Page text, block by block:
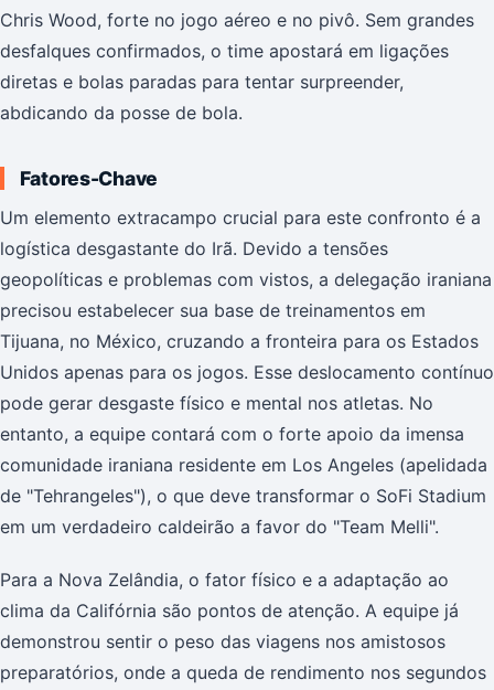
Chris Wood, forte no jogo aéreo e no pivô. Sem grandes
desfalques confirmados, o time apostará em ligações
diretas e bolas paradas para tentar surpreender,
abdicando da posse de bola.
Fatores-Chave
Um elemento extracampo crucial para este confronto é a
logística desgastante do Irã. Devido a tensões
geopolíticas e problemas com vistos, a delegação iraniana
precisou estabelecer sua base de treinamentos em
Tijuana, no México, cruzando a fronteira para os Estados
Unidos apenas para os jogos. Esse deslocamento contínuo
pode gerar desgaste físico e mental nos atletas. No
entanto, a equipe contará com o forte apoio da imensa
comunidade iraniana residente em Los Angeles (apelidada
de "Tehrangeles"), o que deve transformar o SoFi Stadium
em um verdadeiro caldeirão a favor do "Team Melli".
Para a Nova Zelândia, o fator físico e a adaptação ao
clima da Califórnia são pontos de atenção. A equipe já
demonstrou sentir o peso das viagens nos amistosos
preparatórios, onde a queda de rendimento nos segundos